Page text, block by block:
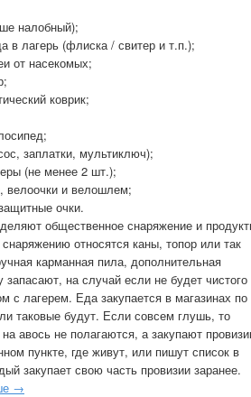
налобный);
в лагерь (флиска / свитер и т.п.);
от насекомых;
коврик;
заплатки, мультиключ);
(не менее 2 шт.);
велоочки и велошлем;
очки.
общественное снаряжение и
относятся каны, топор или так
карманная пила, дополнительная
запасают, на случай если не будет чистого
с лагерем. Еда закупается в магазинах по
таковые будут. Если совсем глушь, то
на авось не полагаются, а закупают
пункте, где живут, или пишут список в
закупает свою часть провизии заранее.
→